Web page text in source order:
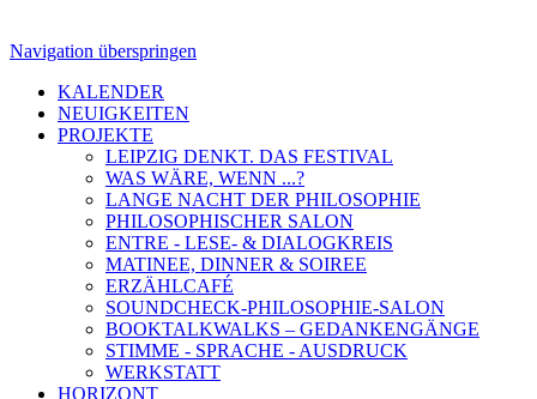
Navigation überspringen
KALENDER
NEUIGKEITEN
PROJEKTE
LEIPZIG DENKT. DAS FESTIVAL
WAS WÄRE, WENN ...?
LANGE NACHT DER PHILOSOPHIE
PHILOSOPHISCHER SALON
ENTRE - LESE- & DIALOGKREIS
MATINEE, DINNER & SOIREE
ERZÄHLCAFÉ
SOUNDCHECK-PHILOSOPHIE-SALON
BOOKTALKWALKS – GEDANKENGÄNGE
STIMME - SPRACHE - AUSDRUCK
WERKSTATT
HORIZONT